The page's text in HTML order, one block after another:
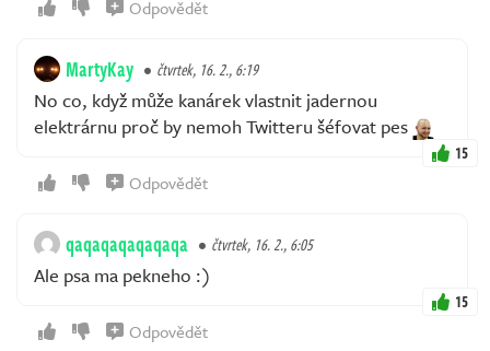
Odpovědět
MartyKay čtvrtek, 16. 2., 6:19
No co, když může kanárek vlastnit jadernou
elektrárnu proč by nemoh Twitteru šéfovat pes
15
Odpovědět
qaqaqaqaqaqaqa čtvrtek, 16. 2., 6:05
Ale psa ma pekneho :)
15
Odpovědět